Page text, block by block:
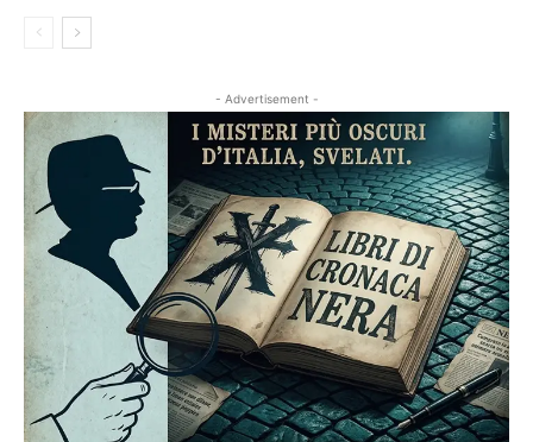
- Advertisement -